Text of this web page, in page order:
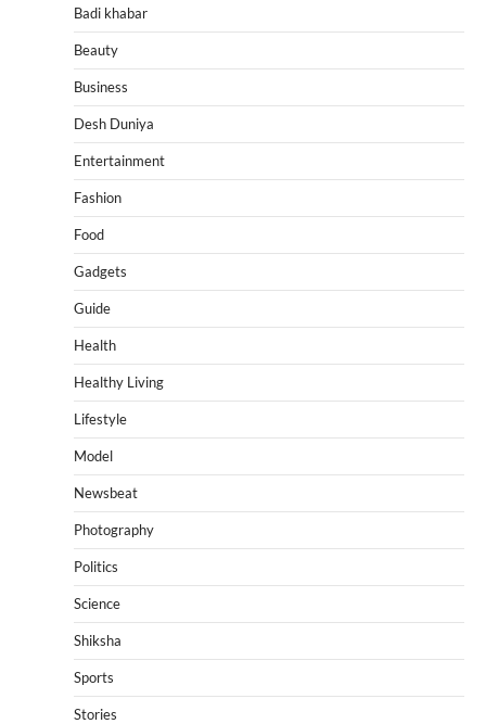
Badi khabar
Beauty
Business
Desh Duniya
Entertainment
Fashion
Food
Gadgets
Guide
Health
Healthy Living
Lifestyle
Model
Newsbeat
Photography
Politics
Science
Shiksha
Sports
Stories